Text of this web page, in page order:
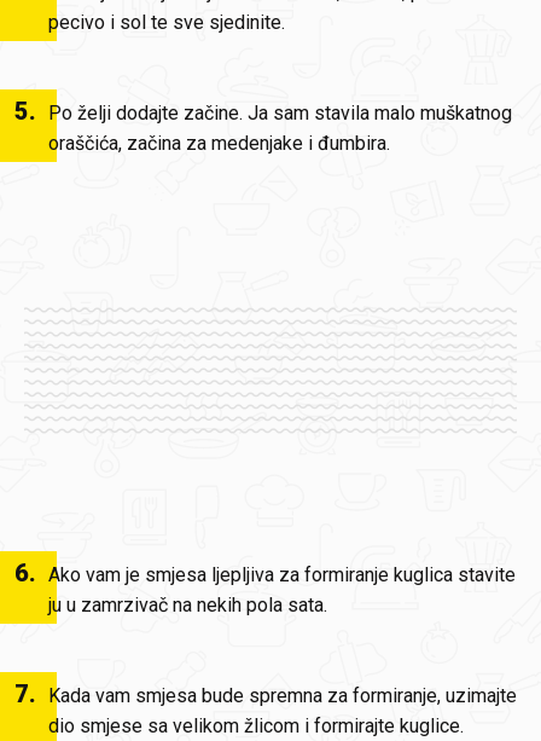
pecivo i sol te sve sjedinite.
5.
Po želji dodajte začine. Ja sam stavila malo muškatnog
oraščića, začina za medenjake i đumbira.
6. Ako vam je smjesa ljepljiva za formiranje kuglica stavite
ju u zamrzivač na nekih pola sata.
7.
Kada vam smjesa bude spremna za formiranje, uzimajte
dio smjese sa velikom žlicom i formirajte kuglice.